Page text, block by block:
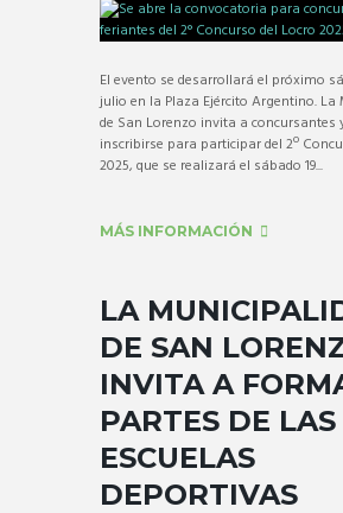
El evento se desarrollará el próximo
julio en la Plaza Ejército Argentino. La
de San Lorenzo invita a concursantes
inscribirse para participar del 2º
2025, que se realizará el sábado 19...
MÁS INFORMACIÓN
LA
DE SAN
INVITA A
PARTES DE LAS
ESCUELAS
DEPORTIVAS